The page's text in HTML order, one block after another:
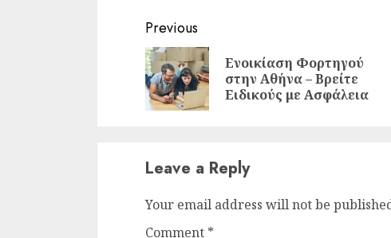
Continue
Reading
Previous
Ενοικίαση Φορτηγού
στην Αθήνα – Βρείτε
Ειδικούς με Ασφάλεια
Leave a Reply
Your email address will not be
Comment *